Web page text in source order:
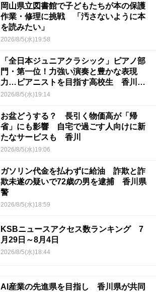
岡山県立図書館で子どもたちが本の保護
作業・修理に挑戦 「汚さないように本
を読みたい」
2026/8/5(水)19:58
「全日本ジュニアクラシック」ピアノ部
門・第一位！力強い演奏と豊かな表現
力…ピアニストを目指す高校生 香川
【青春のキセキ】
2026/8/5(水)19:14
お盆どうする？ 長引く物価高が「帰
省」にも影響 自宅で過ごす人向けに新
たなサービスも 香川
2026/8/5(水)19:06
ガソリン代金を払わずに給油 詐欺と詐
欺未遂の疑いで72歳の男を逮捕 香川県
警
2026/8/5(水)18:59
KSBニュースアクセス数ランキング 7
月29日～8月4日
2026/8/5(水)18:44
AI産業の先進県を目指し 香川県が共同